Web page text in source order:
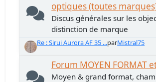
optiques (toutes
Discus générales sur les
distinction de marque
Re : Sirui Aurora AF 35 ...parMistral75
Forum MOYEN FORMAT
Moyen & grand format,